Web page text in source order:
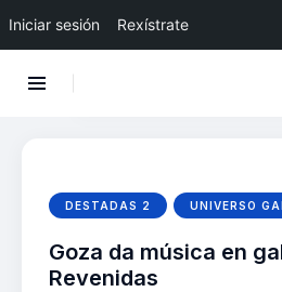
Iniciar sesión Rexístrate
DESTADAS 2 UNIVERSO
Goza da música en
Revenidas